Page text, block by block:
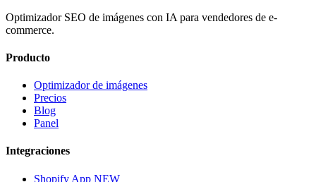
Optimizador SEO de imágenes con IA para vendedores de e-
commerce.
Producto
Optimizador de imágenes
Precios
Blog
Panel
Integraciones
Shopify App NEW